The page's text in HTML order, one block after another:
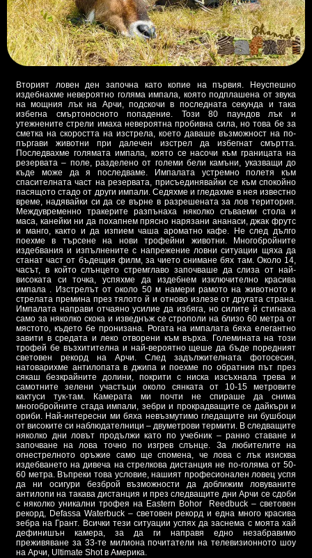
Вторият ловен ден започна като копие на първия. Неуспешно
издебнахме невероятно голяма импала, която подплашена от звука
на мощния лък на Арчи, подскочи в последната секунда и така
избегна смъртоносното попадение. Този 80 паундов лък и
утежнените стрели имаха невероятна пробивна сила, но това бе за
сметка на скоростта на изстрела, което даваше възможност на по-
пъргави животни при далечен изстрел да избегнат смъртта.
Последвахме голямата импала, която се насочи към границата на
резервата – поле, разделено от големи бели камъни, указващи до
къде може да я последваме. Импалата устремно полетя към
спасителната част на резервата, присъединявайки се към спокойно
пасящото стадо от други импали. Седяхме и гледахме в нея известно
време, надявайки си да се върне в разрешената за лов територия.
Междувременно тракерите разпънаха няколко сгъваеми стола и
маса, канейки ни да похапнем прясно нарязани ананаси, джак фрутс
и манго, както и да изпием чаша ароматно кафе. Не след дълго
поехме в търсене на нови трофейни животни. Многобройните
издебвания и изпълнените с напрежение ловни ситуации щяха да
станат част от бъдещия филм, за чието снимане бях там. Около 14,
часът, в който слънцето стремглаво започваше да слиза от най-
високата си точка, успяхме да издебнем изключително красива
импала . Изстрелът от около 50 м намери рамото на животното и
стрелата премина през тялото й и отново излезе от другата страна.
Импалата направи отчаяно усилие да избяга, но силите й стигнаха
само за няколко скока и изведнъж се строполи на близо 60 метра от
мястото, където бе пронизана. Рогата на импалата бяха елегантно
завити в средата и леко отворени към върха. Големината на този
трофей бе възхитителна и най-вероятно щеше да бъде поредният
световен рекорд на Арчи. След задължителната фотосесия,
натоварихме антилопата в джипа и поехме по обратния път през
сякаш безкрайните долини, покрити с ниска изсъхнала трева и
самотните зелени участъци около сянката от 10-15 метровите
кактуси тук-там. Камерата ми почти не спираше да снима
многобройните стада импали, зебри и прокрадващите се дайкъри и
ориби. Най-интересни ми бяха невъзмутимо гледащите ни бушбоци
от високите си наблюдателници – двуметрови термити. В следващите
няколко дни ловът продължи като по учебник – ранно ставане и
започване на лова точно по изгрев слънце. За любителите на
огнестрелното оръжие само ще спомена, че лова с лък изисква
издебването на дивеча на стрелкова дистанция не по-голяма от 50-
60 метра. Въпреки това условие, нашият професионален ловец успя
да ни осигури безброй възможности да доближим ловуваните
антилопи на такава дистанция и през следващите дни Арчи се сдоби
с няколко уникални трофея на Eastern Bohor Reedbuck – световен
рекорд, Defassa Waterbuck – световен рекорд и една много красива
зебра на Грант. Всички тези ситуации успях да заснема с моята хай
дефинишън камера, за да ги направя едно незабравимо
преживяване за 33-те милиона почитатели на телевизионното шоу
на Арчи, Ultimate Shot в Америка.